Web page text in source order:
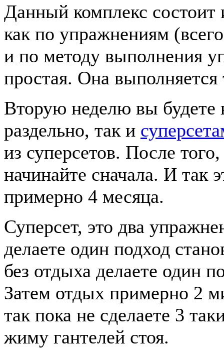
Данный комплекс состоит
как по упражнениям
и по методу выполнения
простая. Она выполняется
Вторую неделю вы будете
раздельно, так и
из суперсетов. После
начинайте сначала. И так
примерно 4 месяца.
Суперсет, это два
делаете один подход
без отдыха делаете один
Затем отдых примерно 2
так пока не сделаете 3
жиму гантелей стоя.